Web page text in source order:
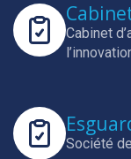
Cabinet
Société